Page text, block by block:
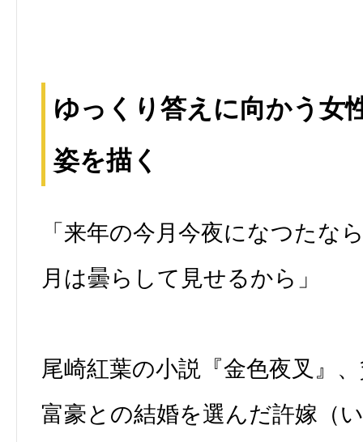
ゆっくり答えに向かう女
姿を描く
「来年の今月今夜になつたな
月は曇らして見せるから」
尾崎紅葉の小説『金色夜叉』
富豪との結婚を選んだ許嫁（